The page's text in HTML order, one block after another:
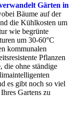
Gärten in
Bäume auf der
die Kühlkosten um
wie begrünte
um 30-60°C
kommunalen
Pflanzen
die ohne ständige
es gibt noch so viel
Gartens zu